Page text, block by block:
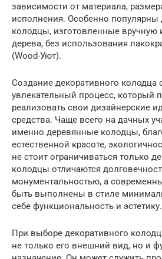
зависимости от материала,
исполнения. Особенно популярны
колодцы, изготовленные вручную
дерева, без использования
(Wood-Уют).
Создание декоративного колодца
увлекательный процесс, который
реализовать свои дизайнерские
средства. Чаще всего на дачных
именно деревянные колодцы,
естественной красоте,
не стоит ограничиваться только
колодцы отличаются
монументальностью, а
быть выполнены в стиле
себе функциональность и эстетику.
При выборе декоративного
не только его внешний вид, но и